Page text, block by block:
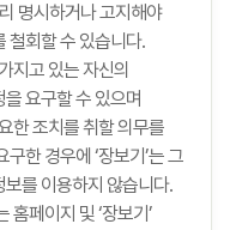
명시하거나 고지해야
철회할 수 있습니다.
지고 있는 자신의
요구할 수 있으며
한 조치를 취할 의무를
한 경우에 ‘장보기’는 그
를 이용하지 않습니다.
홈페이지 및 ‘장보기’